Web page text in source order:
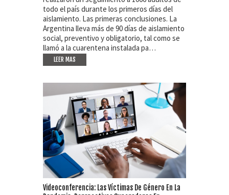
todo el país durante los primeros días del
aislamiento. Las primeras conclusiones. La
Argentina lleva más de 90 días de aislamiento
social, preventivo y obligatorio, tal como se
llamó a la cuarentena instalada pa…
LEER MAS
Videoconferencia: Las Víctimas De Género En La